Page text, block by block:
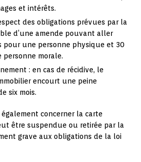
et intérêts.
des obligations prévues par la
d’une amende pouvant aller
pour une personne physique et 30
morale.
: en cas de récidive, le
encourt une peine
six mois.
concerner la carte
être suspendue ou retirée par la
grave aux obligations de la loi